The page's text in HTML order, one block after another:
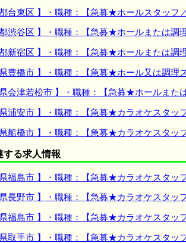
台東区 】・職種：【急募★ホールスタッフ
谷区 】・職種：【急募★ホールまたは調
宿区 】・職種：【急募★ホールまたは調
橋市 】・職種：【急募★ホール又は調理
津若松市 】・職種：【急募★ホールまた
安市 】・職種：【急募★カラオケスタッ
橋市 】・職種：【急募★カラオケスタッ
る求人情報
福島市 】・職種：【急募★カラオケスタッ
野市 】・職種：【急募★カラオケスタッ
島市 】・職種：【急募★カラオケスタッ
取手市 】・職種：【急募★カラオケスタッ